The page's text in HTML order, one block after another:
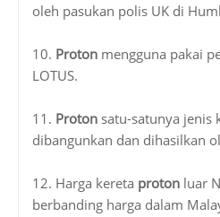
oleh pasukan polis UK di
10. Proton mengguna pakai
LOTUS.
11. Proton satu-satunya jenis
dibangunkan dan dihasilkan
12. Harga kereta proton luar
berbanding harga dalam